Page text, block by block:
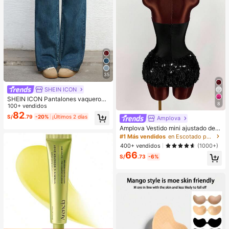
35
SHEIN ICON
SHEIN ICON Pantalones vaqueros
de pierna ancha de unicolor, de bol
sillo, informales y versátiles
100+ vendidos
S/82.79 -20% ¡Últimos 2 días
8
Amplova
Amplova Vestido mini ajustado de
mujer con parches de unicolor, dobl
adillo de piel sintética y estilo de m
oda
#1 Más vendidos
en Escotado por detrás Mini vestidos de mujer
400+ vendidos
(1000+)
S/66.73 -6%